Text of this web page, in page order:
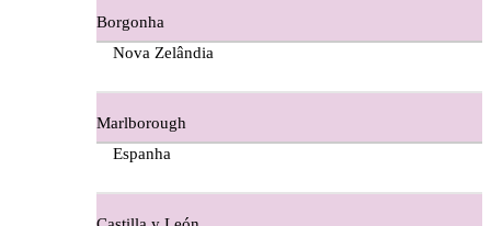
Figueira Coriga - Alentejo
Guerreiro Vinhos - Bairrada
Borgonha
Nova Zelândia
Marlborough
Espanha